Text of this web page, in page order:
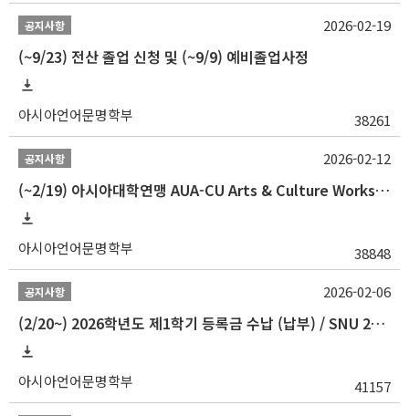
공지사항
(~9/23) 전산 졸업 신청 및 (~9/9) 예비졸업사정
아시아언어문명학부 38261
2026-02-19
공지사항
(~2/19) 아시아대학연맹 AUA-CU Arts & Culture Workshop Camp 2026 참가자 선발 안내
아시아언어문명학부 38848
2026-02-12
공지사항
(2/20~) 2026학년도 제1학기 등록금 수납 (납부) / SNU 26-1 Tuition fee payment notice
아시아언어문명학부 41157
2026-02-06